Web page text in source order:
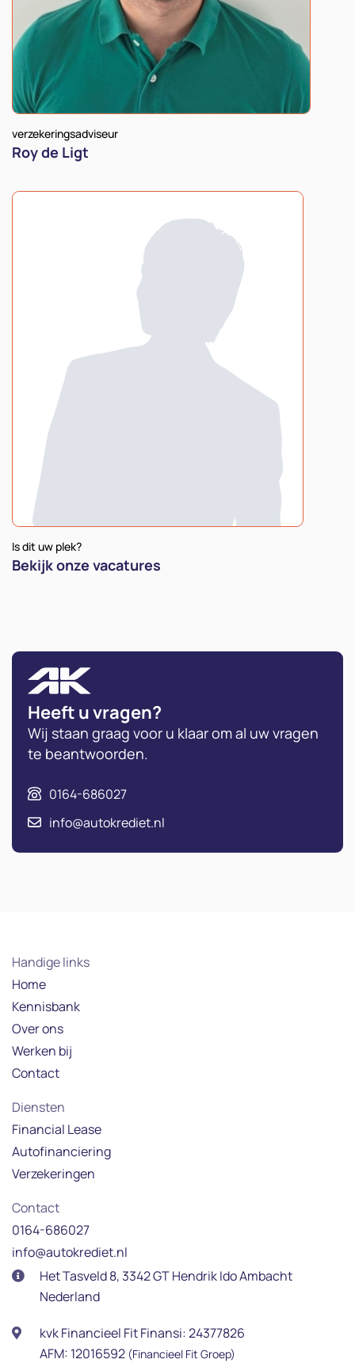
verzekeringsadviseur
Roy de Ligt
Is dit uw plek?
Bekijk onze vacatures
Heeft u vragen?
Wij staan graag voor u klaar om al uw vragen
te beantwoorden.
0164-686027
info@autokrediet.nl
Handige links
Home
Kennisbank
Over ons
Werken bij
Contact
Diensten
Financial Lease
Autofinanciering
Verzekeringen
Contact
0164-686027
info@autokrediet.nl
Het Tasveld 8, 3342 GT Hendrik Ido Ambacht
Nederland
kvk Financieel Fit Finansi: 24377826
AFM: 12016592 (Financieel Fit Groep)